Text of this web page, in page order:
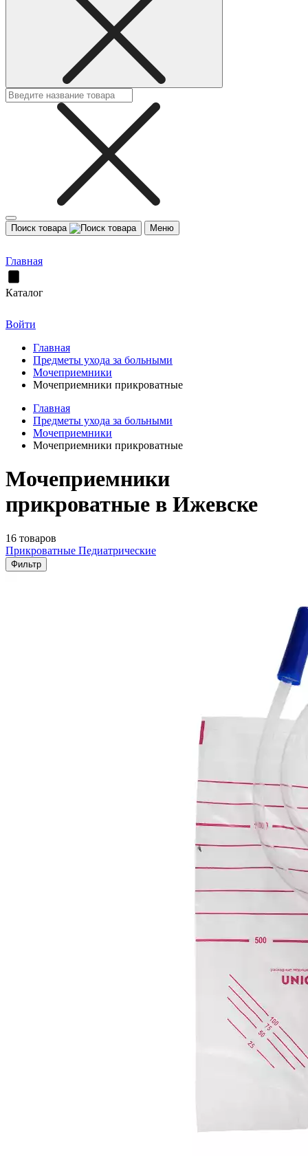
Поиск товара Меню
Главная
Каталог
Войти
Главная
Предметы ухода за больными
Мочеприемники
Мочеприемники прикроватные
Главная
Предметы ухода за больными
Мочеприемники
Мочеприемники прикроватные
Мочеприемники
прикроватные в Ижевске
16 товаров
Прикроватные Педиатрические
Фильтр